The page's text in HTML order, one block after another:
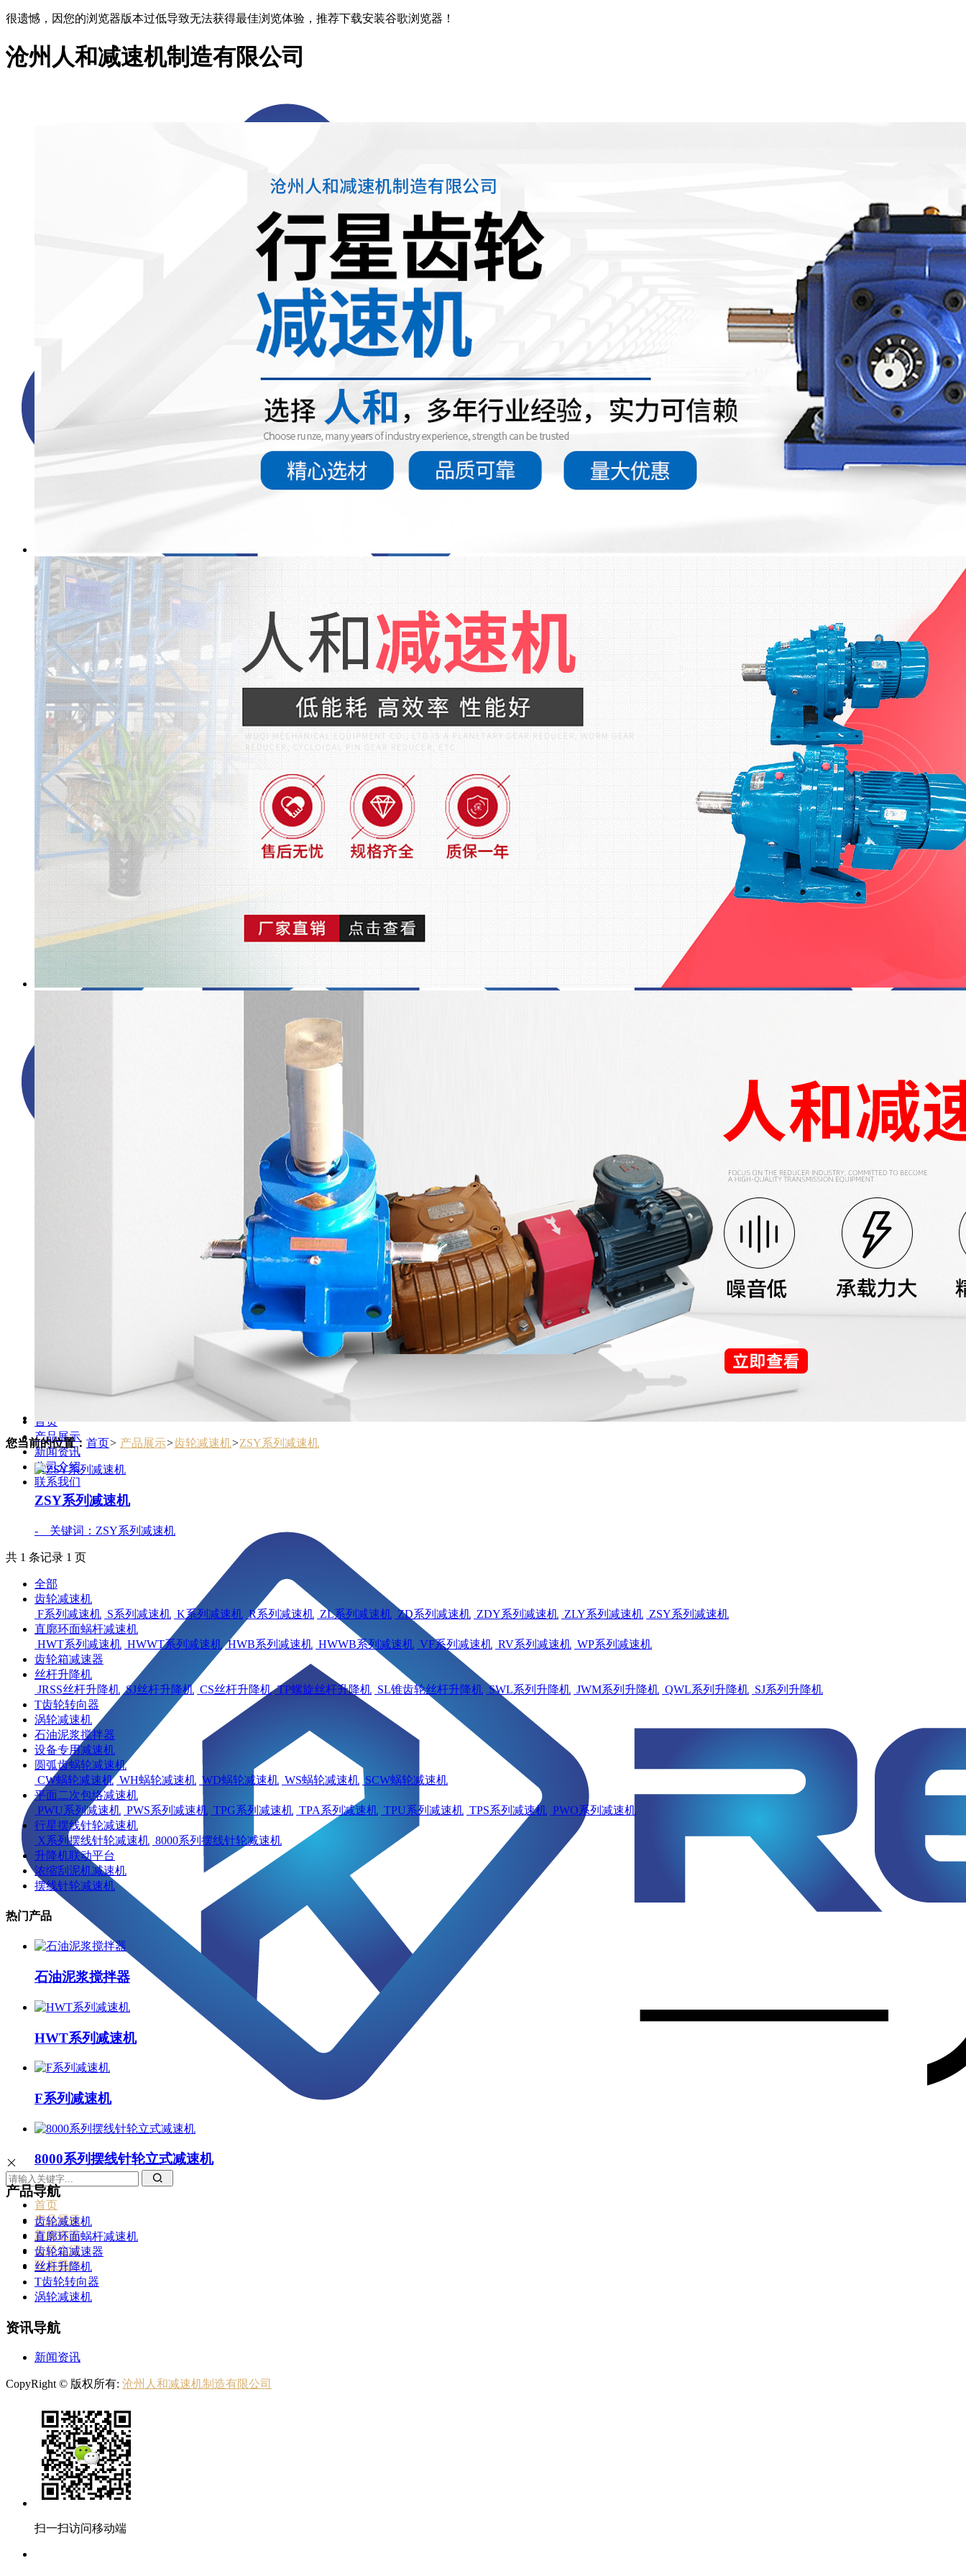
很遗憾，因您的浏览器版本过低导致无法获得最佳浏览体验，推荐下载安装谷歌浏览器！
沧州人和减速机制造有限公司
首页
产品展示
新闻资讯
公司介绍
联系我们
首页
产品展示
新闻资讯
公司介绍
联系我们
您当前的位置： 首页> 产品展示>齿轮减速机>ZSY系列减速机
ZSY系列减速机
- 关键词：ZSY系列减速机
共 1 条记录 1 页
全部
齿轮减速机
F系列减速机 S系列减速机 K系列减速机 R系列减速机 ZL系列减速机 ZD系列减速机 ZDY系列减速机 ZLY系列减速机 ZSY系列减速机
直廓环面蜗杆减速机
HWT系列减速机 HWWT系列减速机 HWB系列减速机 HWWB系列减速机 VF系列减速机 RV系列减速机 WP系列减速机
齿轮箱减速器
丝杆升降机
JRSS丝杆升降机 SJ丝杆升降机 CS丝杆升降机 TP螺旋丝杆升降机 SL锥齿轮丝杆升降机 SWL系列升降机 JWM系列升降机 QWL系列升降机 SJ系列升降机
T齿轮转向器
涡轮减速机
石油泥浆搅拌器
设备专用减速机
圆弧齿蜗轮减速机
CW蜗轮减速机 WH蜗轮减速机 WD蜗轮减速机 WS蜗轮减速机 SCW蜗轮减速机
平面二次包络减速机
PWU系列减速机 PWS系列减速机 TPG系列减速机 TPA系列减速机 TPU系列减速机 TPS系列减速机 PWO系列减速机
行星摆线针轮减速机
X系列摆线针轮减速机 8000系列摆线针轮减速机
升降机联动平台
浓缩刮泥机减速机
摆线针轮减速机
热门产品
石油泥浆搅拌器
HWT系列减速机
F系列减速机
8000系列摆线针轮立式减速机
产品导航
齿轮减速机
直廓环面蜗杆减速机
齿轮箱减速器
丝杆升降机
T齿轮转向器
涡轮减速机
资讯导航
新闻资讯
CopyRight © 版权所有: 沧州人和减速机制造有限公司
扫一扫访问移动端